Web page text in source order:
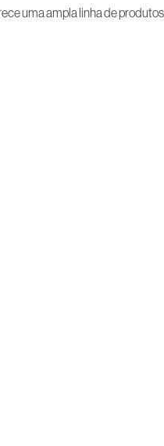
uma ampla linha de